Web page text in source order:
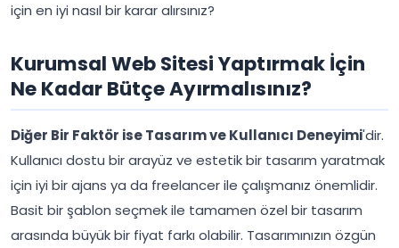
için en iyi nasıl bir karar alırsınız?
Kurumsal Web Sitesi Yaptırmak İçin
Ne Kadar Bütçe Ayırmalısınız?
Diğer Bir Faktör ise Tasarım ve Kullanıcı Deneyimi'dir.
Kullanıcı dostu bir arayüz ve estetik bir tasarım yaratmak
için iyi bir ajans ya da freelancer ile çalışmanız önemlidir.
Basit bir şablon seçmek ile tamamen özel bir tasarım
arasında büyük bir fiyat farkı olabilir. Tasarımınızın özgün